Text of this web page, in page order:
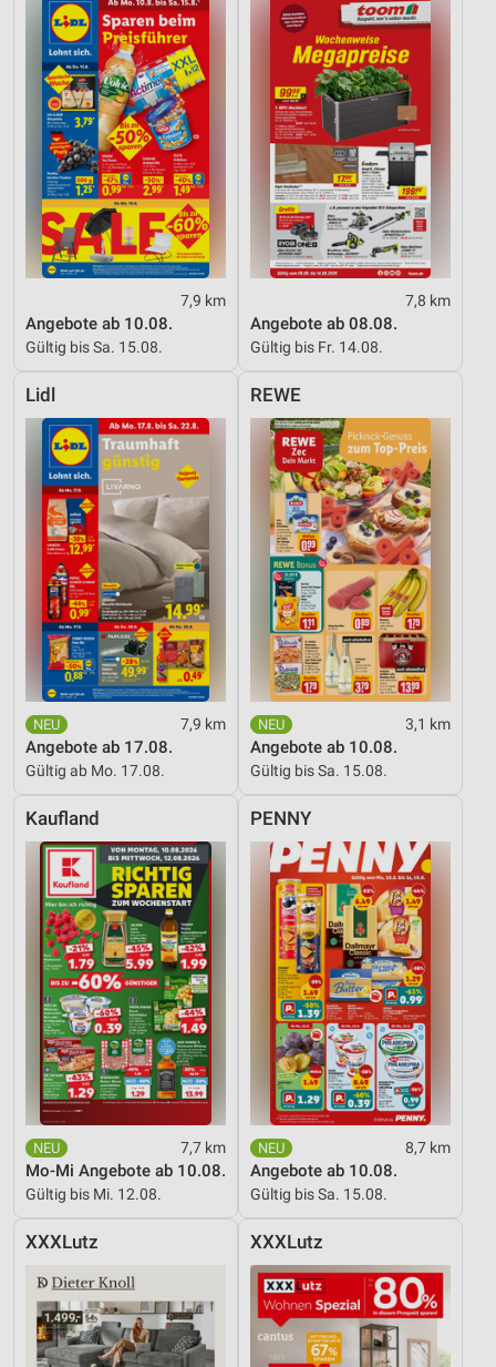
7,9 km
Angebote ab 10.08.
Gültig bis Sa. 15.08.
7,8 km
Angebote ab 08.08.
Gültig bis Fr. 14.08.
Lidl
7,9 km
Angebote ab 17.08.
Gültig ab Mo. 17.08.
REWE
3,1 km
Angebote ab 10.08.
Gültig bis Sa. 15.08.
Kaufland
7,7 km
Mo-Mi Angebote ab 10.08.
Gültig bis Mi. 12.08.
PENNY
8,7 km
Angebote ab 10.08.
Gültig bis Sa. 15.08.
XXXLutz XXXLutz